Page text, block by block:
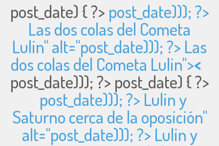
post_date) { ?> post_date))); ?>
Las dos colas del Cometa
Lulin" alt="post_date))); ?> Las
dos colas del Cometa Lulin"><
post_date))); ?> post_date) { ?>
post_date))); ?> Lulin y
Saturno cerca de la oposición"
alt="post_date))); ?> Lulin y